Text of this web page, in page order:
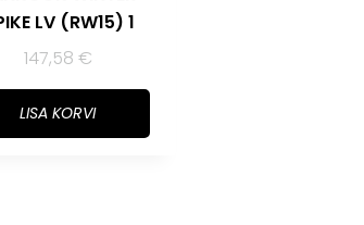
LV (RW15) 1
147,58 €
LISA KORVI